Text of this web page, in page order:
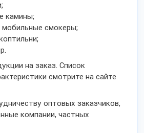
камины;
мобильные смокеры;
на заказ. Список
смотрите на сайте
оптовых заказчиков,
компании, частных